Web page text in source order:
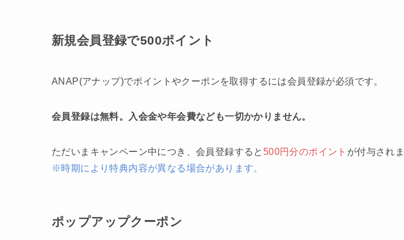
新規会員登録で500ポイント
ANAP(アナップ)でポイントやクーポンを取得するには会員登録が必須です。
会員登録は無料。入会金や年会費なども一切かかりません。
ただいまキャンペーン中につき、会員登録すると 500円分のポイント が付与されま
※時期により特典内容が異なる場合があります。
ポップアップクーポン